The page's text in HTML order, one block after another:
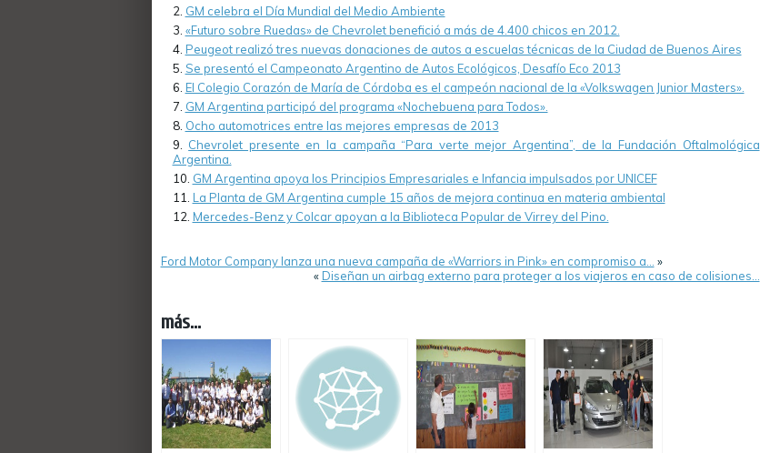
GM celebra el Día Mundial del Medio Ambiente
«Futuro sobre Ruedas» de Chevrolet benefició a más de 4.400 chicos en 2012.
Peugeot realizó tres nuevas donaciones de autos a escuelas técnicas de la Ciudad de Buenos Aires
Se presentó el Campeonato Argentino de Autos Ecológicos, Desafío Eco 2013
El Colegio Corazón de María de Córdoba es el campeón nacional de la «Volkswagen Junior Masters».
GM Argentina participó del programa «Nochebuena para Todos».
Ocho automotrices entre las mejores empresas de 2013
Chevrolet presente en la campaña “Para verte mejor Argentina”, de la Fundación Oftalmológica
Argentina.
GM Argentina apoya los Principios Empresariales e Infancia impulsados por UNICEF
La Planta de GM Argentina cumple 15 años de mejora continua en materia ambiental
Mercedes-Benz y Colcar apoyan a la Biblioteca Popular de Virrey del Pino.
Ford Motor Company lanza una nueva campaña de «Warriors in Pink» en compromiso a…
»
«Diseñan un airbag externo para proteger a los viajeros en caso de colisiones…
más...